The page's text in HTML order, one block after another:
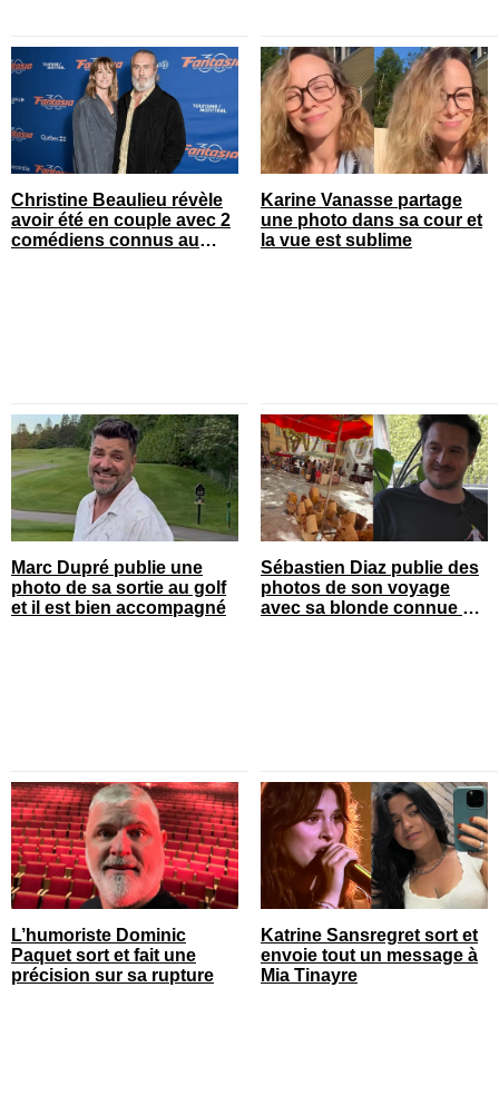
Christine Beaulieu révèle
avoir été en couple avec 2
comédiens connus au
Karine Vanasse partage
une photo dans sa cour et
la vue est sublime
Marc Dupré publie une
photo de sa sortie au golf
et il est bien accompagné
Sébastien Diaz publie des
photos de son voyage
avec sa blonde connue en
L’humoriste Dominic
Paquet sort et fait une
précision sur sa rupture
Katrine Sansregret sort et
envoie tout un message à
Mia Tinayre